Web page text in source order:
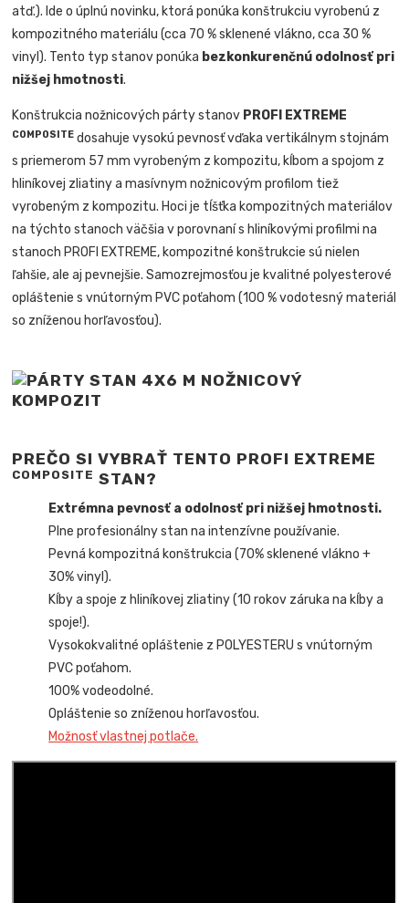
atď.). Ide o úplnú novinku, ktorá ponúka konštrukciu vyrobenú z
kompozitného materiálu (cca 70 % sklenené vlákno, cca 30 %
vinyl). Tento typ stanov ponúka bezkonkurenčnú odolnosť pri
nižšej hmotnosti.
Konštrukcia nožnicových párty stanov PROFI EXTREME
COMPOSITE dosahuje vysokú pevnosť vďaka vertikálnym stojnám
s priemerom 57 mm vyrobeným z kompozitu, kĺbom a spojom z
hliníkovej zliatiny a masívnym nožnicovým profilom tiež
vyrobeným z kompozitu. Hoci je tĺšťka kompozitných materiálov
na týchto stanoch väčšia v porovnaní s hliníkovými profilmi na
stanoch PROFI EXTREME, kompozitné konštrukcie sú nielen
ľahšie, ale aj pevnejšie. Samozrejmosťou je kvalitné polyesterové
opláštenie s vnútorným PVC poťahom (100 % vodotesný materiál
so zníženou horľavosťou).
PREČO SI VYBRAŤ TENTO PROFI EXTREME
COMPOSITE STAN?
Extrémna pevnosť a odolnosť pri nižšej hmotnosti.
Plne profesionálny stan na intenzívne používanie.
Pevná kompozitná konštrukcia (70% sklenené vlákno +
30% vinyl).
Kĺby a spoje z hliníkovej zliatiny (10 rokov záruka na kĺby a
spoje!).
Vysokokvalitné opláštenie z POLYESTERU s vnútorným
PVC poťahom.
100% vodeodolné.
Opláštenie so zníženou horľavosťou.
Možnosť vlastnej potlače.